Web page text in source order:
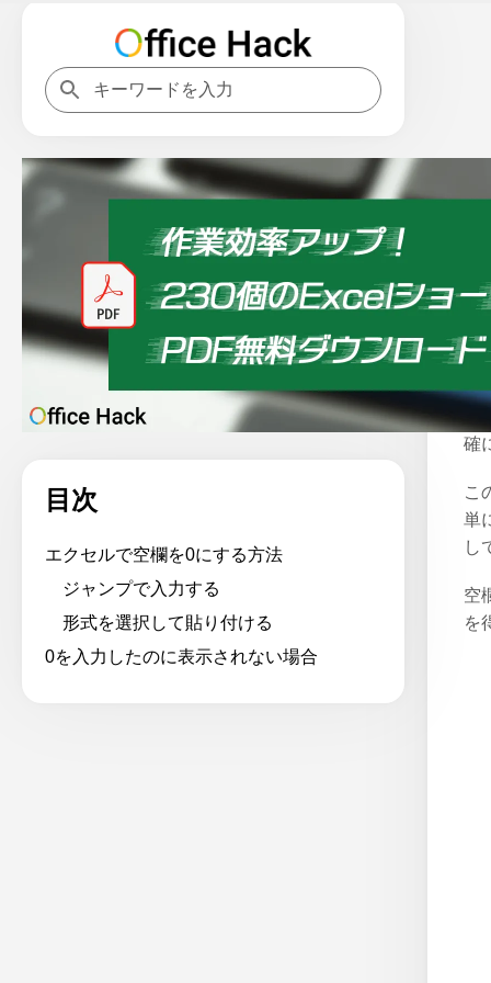
目次
エクセルで空欄を0にする方法
ジャンプで入力する
形式を選択して貼り付ける
0を入力したのに表示されない場合
ホ
確
こ
単
し
空
を